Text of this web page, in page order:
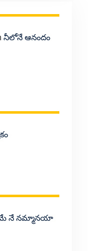
నీలోనే ఆనందం
నే నమ్మానయా